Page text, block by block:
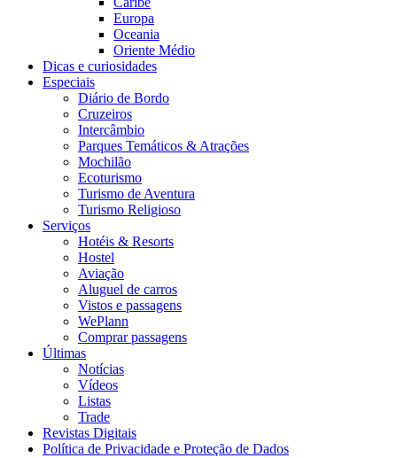
Europa
Oceania
Oriente Médio
Dicas e curiosidades
Especiais
Diário de Bordo
Cruzeiros
Intercâmbio
Parques Temáticos & Atrações
Mochilão
Ecoturismo
Turismo de Aventura
Turismo Religioso
Serviços
Hotéis & Resorts
Hostel
Aviação
Aluguel de carros
Vistos e passagens
WePlann
Comprar passagens
Últimas
Notícias
Vídeos
Listas
Trade
Revistas Digitais
Política de Privacidade e Proteção de Dados